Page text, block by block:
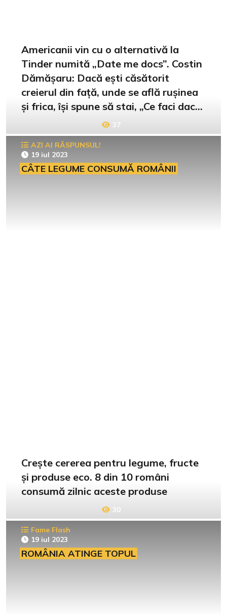
Americanii vin cu o alternativă la
Tinder numită „Date me docs”. Costin
Dămășaru: Dacă ești căsătorit
creierul din față, unde se află rușinea
și frica, își spune să stai, „Ce faci dacă
te prinde nevasta?”37
AZI AI RĂSPUNSUL!
19 iul 2023
CÂTE LEGUME CONSUMĂ ROMÂNII
Crește cererea pentru legume, fructe
și produse eco. 8 din 10 români
consumă zilnic aceste produse
30
Fame Flash
19 iul 2023
ROMÂNIA ATINGE TOPUL